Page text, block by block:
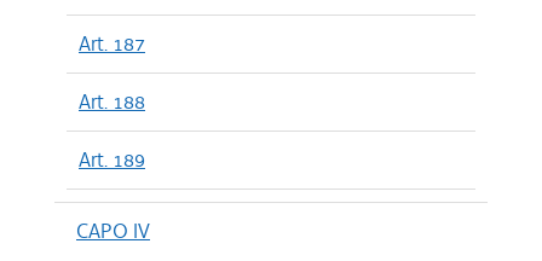
Art. 187
Art. 188
Art. 189
CAPO IV